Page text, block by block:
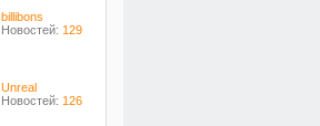
billibons
Новостей: 129
Unreal
Новостей: 126